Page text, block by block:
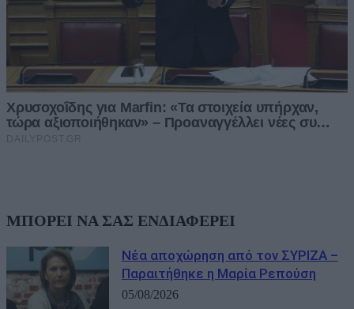
ΜΠΟΡΕΙ ΝΑ ΣΑΣ ΕΝΔΙΑΦΕΡΕΙ
Νέα αποχώρηση από τον ΣΥΡΙΖΑ –
Παραιτήθηκε η Μαρία Ρεπούση
05/08/2026